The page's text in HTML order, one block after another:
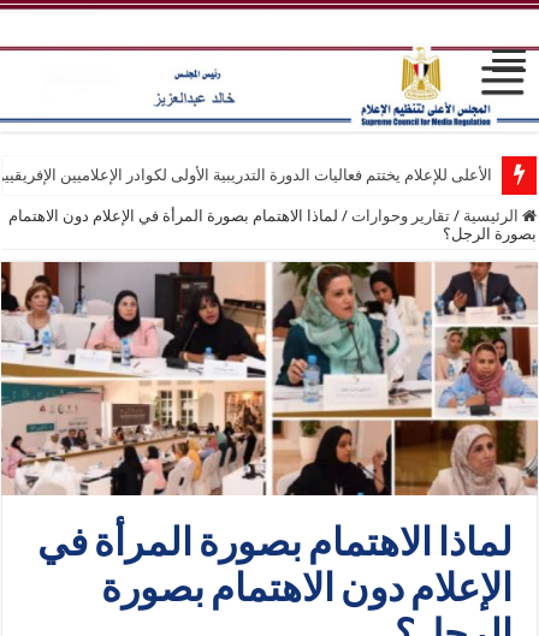
الأعلى للإعلام يختتم فعاليات الدورة التدريبية الأولى لكوادر الإعلاميين
الرئيسية / تقارير وحوارات / لماذا الاهتمام بصورة المرأة في الإعلام دون الاهتمام
بصورة الرجل؟
لماذا الاهتمام بصورة المرأة في
الإعلام دون الاهتمام بصورة